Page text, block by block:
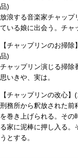
品)
放浪する音楽家チャップ
ている娘に出会う。チャ
【チャップリンのお掃
品)
チャップリン演じる掃除
思いきや、実は。
【チャップリンの改心
刑務所から釈放された前
を巻き上げられる。その
る家に泥棒に押し入る。
うとする。